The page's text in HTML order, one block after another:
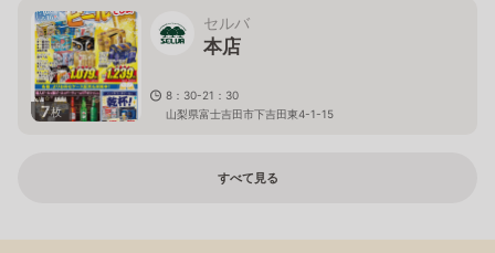
7枚
セルバ
本店
8：30-21：30
山梨県富士吉田市下吉田東4-1-15
すべて見る